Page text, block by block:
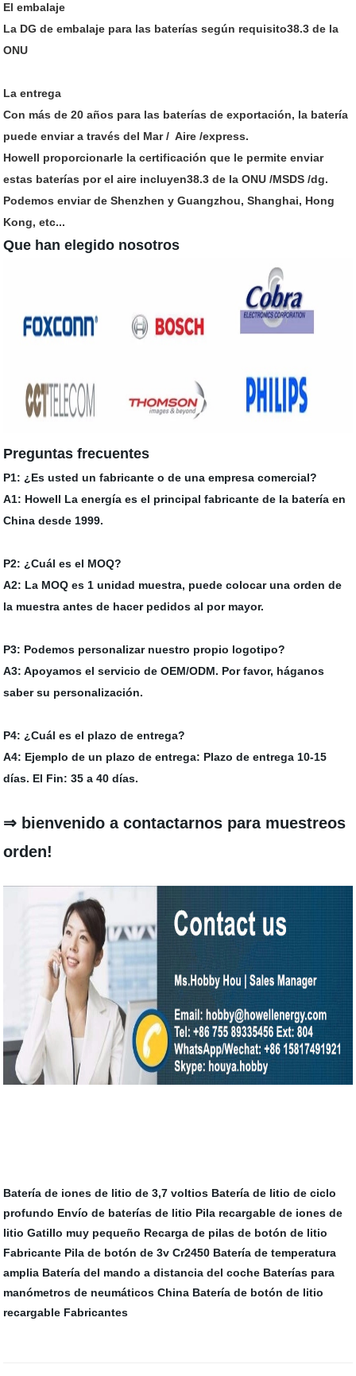
El embalaje
La DG de embalaje para las baterías según requisito38.3 de la
ONU
La entrega
Con más de 20 años para las baterías de exportación, la batería
puede enviar a través del Mar / Aire /express.
Howell proporcionarle la certificación que le permite enviar
estas baterías por el aire incluyen38.3 de la ONU /MSDS /dg.
Podemos enviar de Shenzhen y Guangzhou, Shanghai, Hong
Kong, etc...
Que han elegido nosotros
Preguntas frecuentes
P1: ¿Es usted un fabricante o de una empresa comercial?
A1: Howell La energía es el principal fabricante de la batería en
China desde 1999.
P2: ¿Cuál es el MOQ?
A2: La MOQ es 1 unidad muestra, puede colocar una orden de
la muestra antes de hacer pedidos al por mayor.
P3: Podemos personalizar nuestro propio logotipo?
A3: Apoyamos el servicio de OEM/ODM. Por favor, háganos
saber su personalización.
P4: ¿Cuál es el plazo de entrega?
A4: Ejemplo de un plazo de entrega: Plazo de entrega 10-15
días. El Fin: 35 a 40 días.
⇒ bienvenido a contactarnos para muestreos
orden!
Batería de iones de litio de 3,7 voltios Batería de litio de ciclo
profundo Envío de baterías de litio Pila recargable de iones de
litio Gatillo muy pequeño Recarga de pilas de botón de litio
Fabricante Pila de botón de 3v Cr2450 Batería de temperatura
amplia Batería del mando a distancia del coche Baterías para
manómetros de neumáticos China Batería de botón de litio
recargable Fabricantes